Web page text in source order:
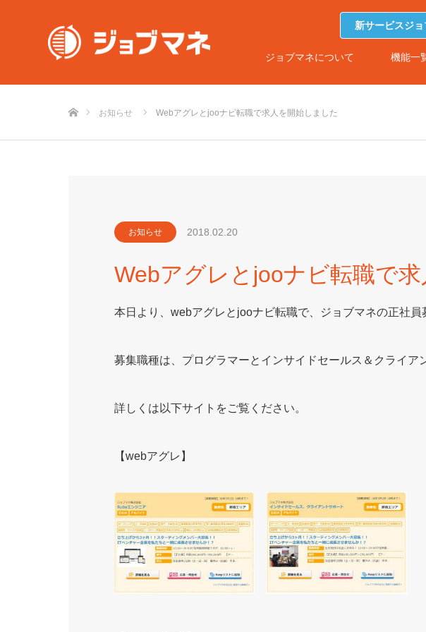
新サービスジ
ジョブマネについて 機能一
お知らせ Webアグレとjooナビ転職で求人を開始しました
お知らせ 2018.02.20
Webアグレとjooナビ転職で
本日より、webアグレとjooナビ転職で、ジョブマネの正社員
募集職種は、プログラマーとインサイドセールス＆クライア
詳しくは以下サイトをご覧ください。
【webアグレ】